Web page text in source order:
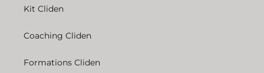
Kit Cliden
Coaching Cliden
Formations Cliden